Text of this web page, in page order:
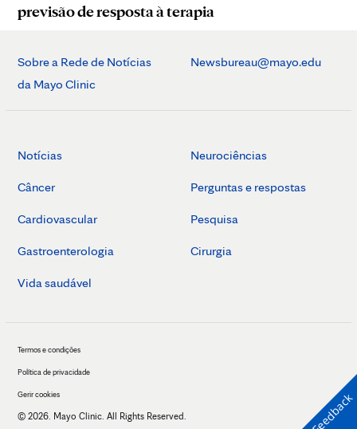
previsão de resposta à terapia
Sobre a Rede de Notícias
da Mayo Clinic
Newsbureau@mayo.edu
Notícias
Câncer
Cardiovascular
Gastroenterologia
Vida saudável
Neurociências
Perguntas e respostas
Pesquisa
Cirurgia
Termos e condições
Política de privacidade
Gerir cookies
© 2026. Mayo Clinic. All Rights Reserved. Feedback